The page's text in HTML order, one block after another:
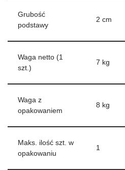
Grubość
podstawy
2 cm
Waga netto (1
szt.)
7 kg
Waga z
opakowaniem
8 kg
Maks. ilość szt. w
opakowaniu
1